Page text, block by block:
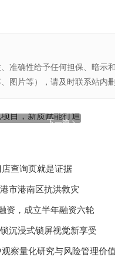
准确性给予任何担保、暗示
图片等），请及时联系站内删
下一篇
查询页就是证据
市港南区抗洪救灾
资，成立半年融资六轮
沉浸式锁屏视觉新享受
察量化研究与风险管理价值